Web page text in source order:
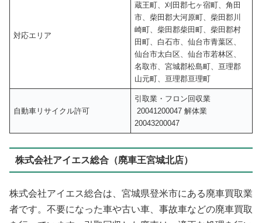
対応エリア
蔵王町、刈田郡七ヶ宿町、角田
市、柴田郡大河原町、柴田郡川
崎町、柴田郡柴田町、柴田郡村
田町、白石市、仙台市青葉区、
仙台市太白区、仙台市若林区、
名取市、宮城郡松島町、亘理郡
山元町、亘理郡亘理町
自動車リサイクル許可
引取業・フロン回収業
20041200047 解体業
20043200047
株式会社アイエス総合（廃車王宮城北店）
株式会社アイエス総合は、宮城県登米市にある廃車買取業
者です。不要になった車や古い車、事故車などの廃車買取